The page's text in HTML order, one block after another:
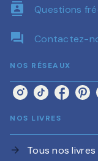
contacts Questions
question_answer Contactez-
NOS RÉSEAUX
NOS LIVRES
arrow_forward Tous nos livres